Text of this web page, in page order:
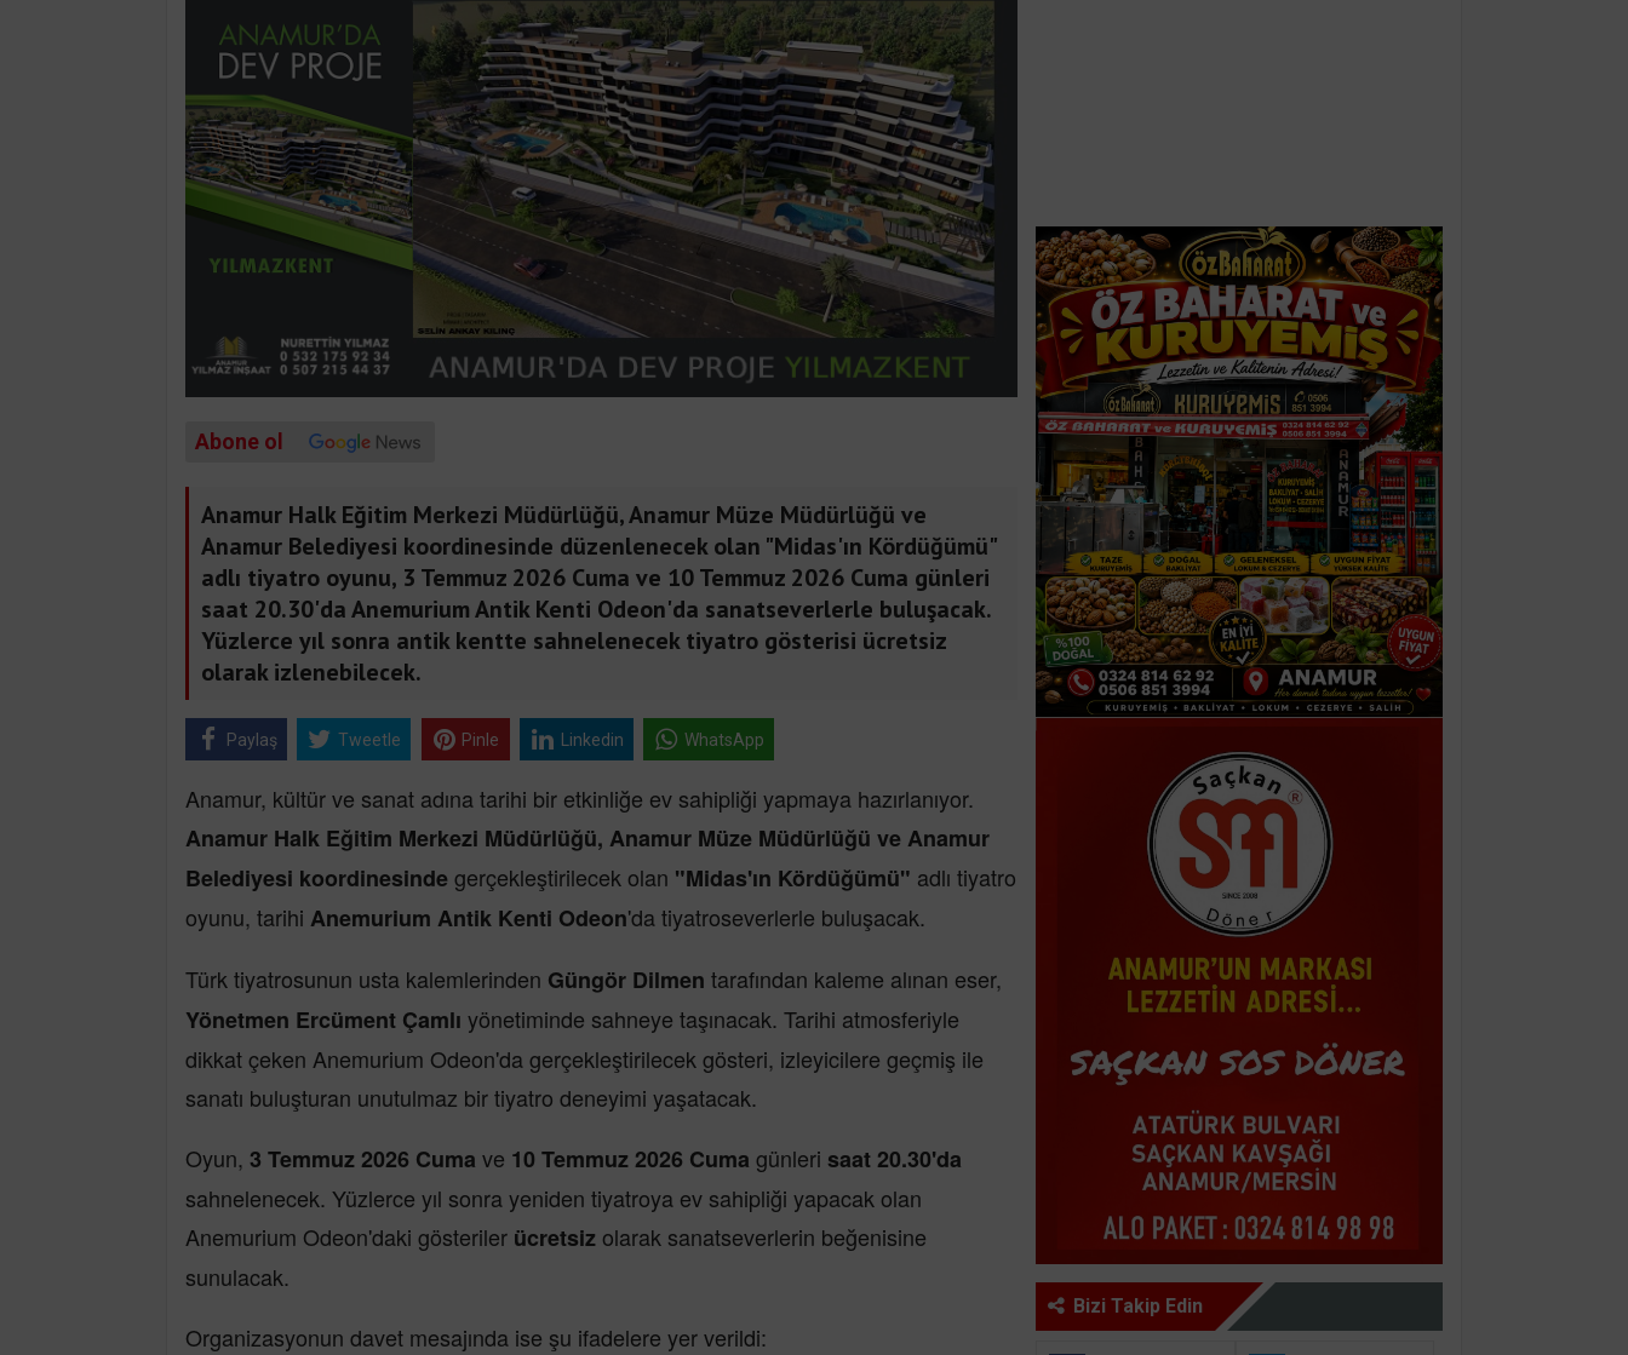
Abone ol
Anamur Halk Eğitim Merkezi Müdürlüğü, Anamur Müze Müdürlüğü ve
Anamur Belediyesi koordinesinde düzenlenecek olan "Midas'ın Kördüğümü"
adlı tiyatro oyunu, 3 Temmuz 2026 Cuma ve 10 Temmuz 2026 Cuma günleri
saat 20.30'da Anemurium Antik Kenti Odeon'da sanatseverlerle buluşacak.
Yüzlerce yıl sonra antik kentte sahnelenecek tiyatro gösterisi ücretsiz
olarak izlenebilecek.
Paylaş Tweetle Pinle Linkedin WhatsApp
Anamur, kültür ve sanat adına tarihi bir etkinliğe ev sahipliği yapmaya hazırlanıyor.
Anamur Halk Eğitim Merkezi Müdürlüğü, Anamur Müze Müdürlüğü ve Anamur
Belediyesi koordinesinde gerçekleştirilecek olan "Midas'ın Kördüğümü" adlı tiyatro
oyunu, tarihi Anemurium Antik Kenti Odeon'da tiyatroseverlerle buluşacak.
Türk tiyatrosunun usta kalemlerinden Güngör Dilmen tarafından kaleme alınan eser,
Yönetmen Ercüment Çamlı yönetiminde sahneye taşınacak. Tarihi atmosferiyle
dikkat çeken Anemurium Odeon'da gerçekleştirilecek gösteri, izleyicilere geçmiş ile
sanatı buluşturan unutulmaz bir tiyatro deneyimi yaşatacak.
Oyun, 3 Temmuz 2026 Cuma ve 10 Temmuz 2026 Cuma günleri saat 20.30'da
sahnelenecek. Yüzlerce yıl sonra yeniden tiyatroya ev sahipliği yapacak olan
Anemurium Odeon'daki gösteriler ücretsiz olarak sanatseverlerin beğenisine
sunulacak.
Organizasyonun davet mesajında ise şu ifadelere yer verildi:
Bizi Takip Edin